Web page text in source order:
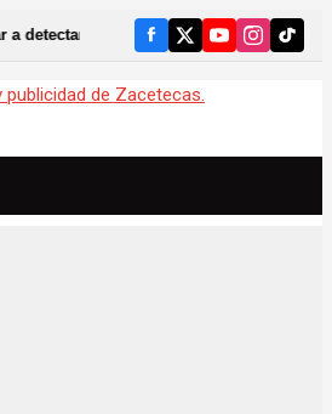
⚠️ Anuncia Gobernador
de Zacetecas.